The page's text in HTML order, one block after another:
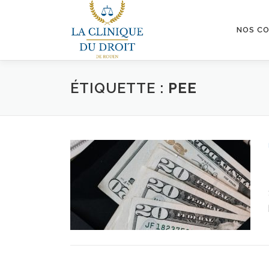
NOS
ÉTIQUETTE : PEE